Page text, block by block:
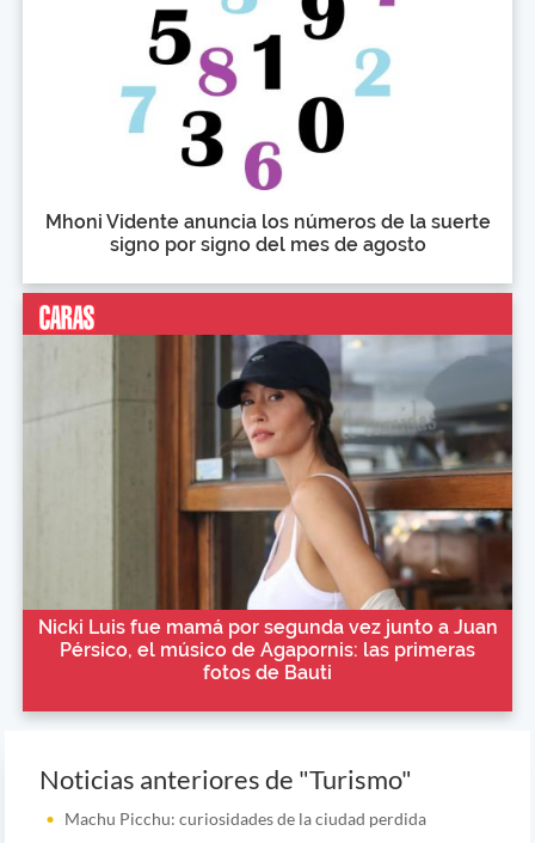
Mhoni Vidente anuncia los números de la suerte
signo por signo del mes de agosto
Nicki Luis fue mamá por segunda vez junto a Juan
Pérsico, el músico de Agapornis: las primeras
fotos de Bauti
Noticias anteriores de "Turismo"
Machu Picchu: curiosidades de la ciudad perdida